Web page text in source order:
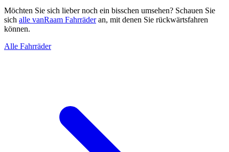
Möchten Sie sich lieber noch ein bisschen umsehen? Schauen Sie
sich alle vanRaam Fahrräderan, mit denen Sie rückwärtsfahren
können.
Alle Fahrräder